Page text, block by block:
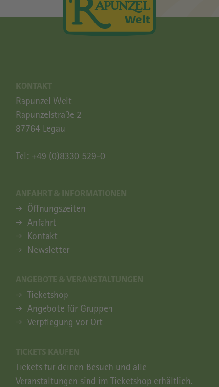
KONTAKT
Rapunzel Welt
Rapunzelstraße 2
87764 Legau
Tel: +49 (0)8330 529-0
ANFAHRT & INFORMATIONEN
ANFAHRT & INFORMATIONEN
Öffnungszeiten
Anfahrt
Kontakt
Newsletter
ANGEBOTE & VERANSTALTUNGEN
ANGEBOTE & VERANSTALTUNGEN
Ticketshop
Angebote für Gruppen
Verpflegung vor Ort
TICKETS KAUFEN
Tickets für deinen Besuch und alle
Veranstaltungen sind im Ticketshop erhältlich.